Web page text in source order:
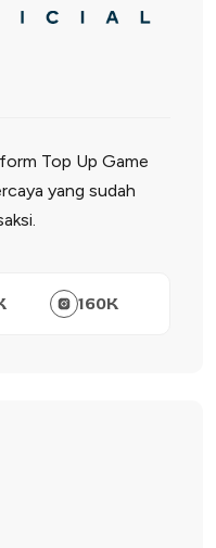
Top Up Game
yang sudah
160K